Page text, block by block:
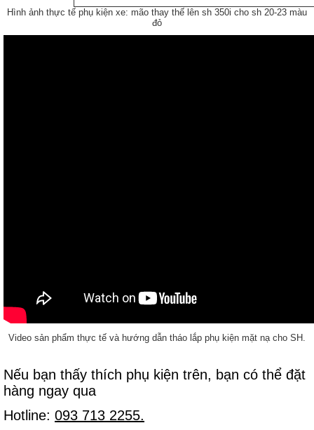
Hình ảnh thực tế phụ kiện xe: mão thay thế lên sh 350i cho sh 20-23 màu
đỏ
Video sản phẩm thực tế và hướng dẫn tháo lắp phụ kiện mặt nạ cho SH.
Nếu bạn thấy thích phụ kiện trên, bạn có thể đặt
hàng ngay qua
Hotline: 093 713 2255.